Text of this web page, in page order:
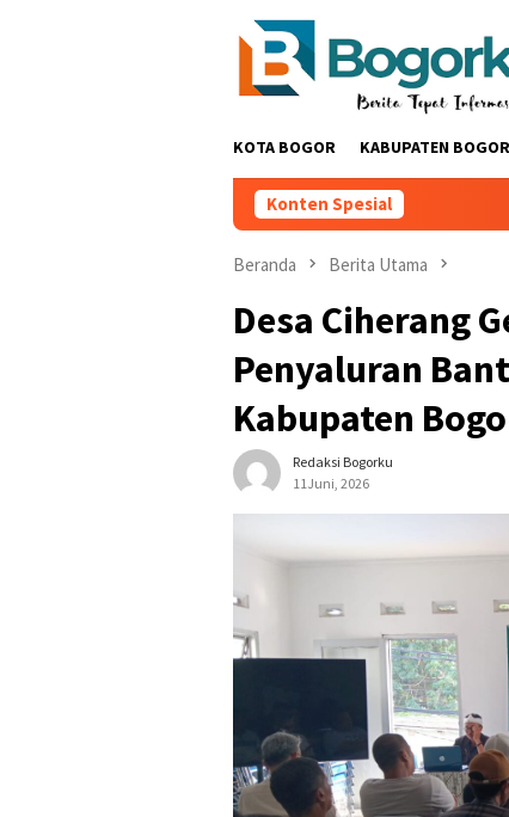
KOTA BOGOR KABUPATEN BOGOR
Konten Spesial
Beranda Berita Utama
Desa Ciherang
Penyaluran
Kabupaten
Redaksi Bogorku
11Juni, 2026